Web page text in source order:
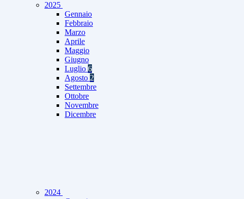
2025
Gennaio
Febbraio
Marzo
Aprile
Maggio
Giugno
Luglio 6
Agosto 2
Settembre
Ottobre
Novembre
Dicembre
2024